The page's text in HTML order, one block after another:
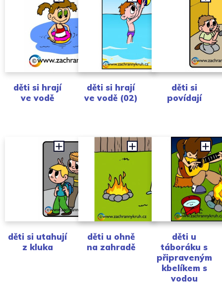
děti si hrají
ve vodě
děti si hrají
ve vodě (02)
děti si
povídají
děti si utahují
z kluka
děti u ohně
na zahradě
děti u
táboráku s
připraveným
kbelíkem s
vodou